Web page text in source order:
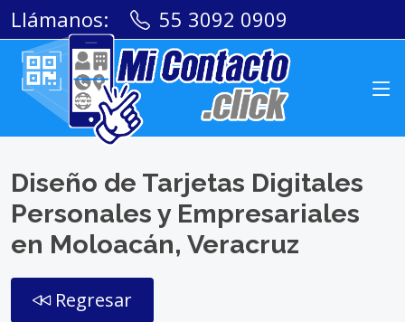
Llámanos: 55 3092 0909
Diseño de Tarjetas Digitales
Personales y Empresariales
en Moloacán, Veracruz
Regresar